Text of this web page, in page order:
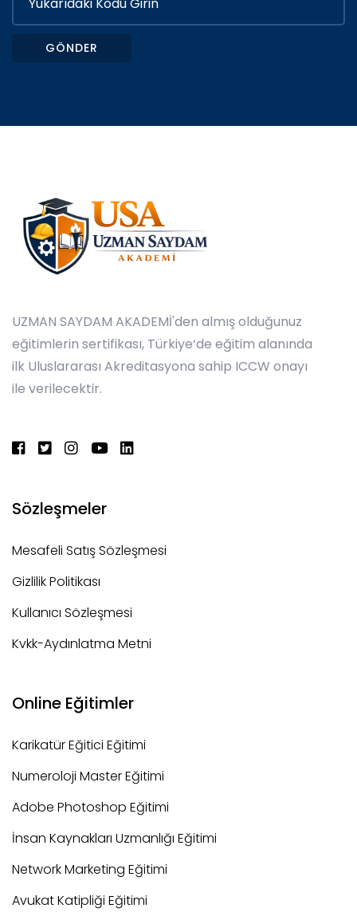
GÖNDER
UZMAN SAYDAM AKADEMİ'den almış olduğunuz
eğitimlerin sertifikası, Türkiye‘de eğitim alanında
ilk Uluslararası Akreditasyona sahip ICCW onayı
ile verilecektir.
Sözleşmeler
Mesafeli Satış Sözleşmesi
Gizlilik Politikası
Kullanıcı Sözleşmesi
Kvkk-Aydınlatma Metni
Online Eğitimler
Karikatür Eğitici Eğitimi
Numeroloji Master Eğitimi
Adobe Photoshop Eğitimi
İnsan Kaynakları Uzmanlığı Eğitimi
Network Marketing Eğitimi
Avukat Katipliği Eğitimi